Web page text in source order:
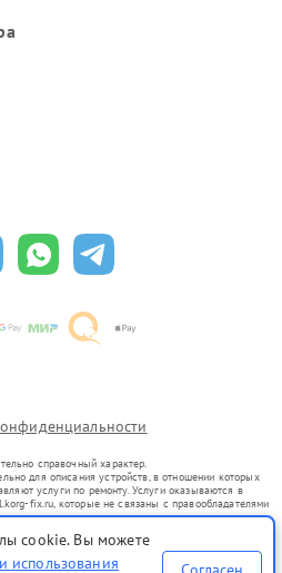
справочный характер.
для описания устройств, в отношении которых
услуги по ремонту. Услуги оказываются в
fix.ru, которые не связаны с правообладателями
введенных в гражданский оборот в соответствии
цели индивидуализации услуг или введения
cookie. Вы можете
использования